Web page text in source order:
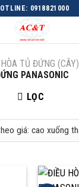
0918821000
TỦ ĐỨNG (CÂY)
PANASONIC
LỌC